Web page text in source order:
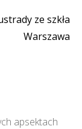
ze szkła
Warszawa
apsektach